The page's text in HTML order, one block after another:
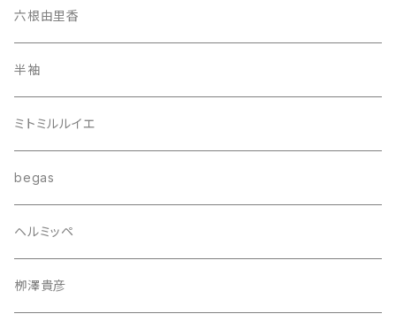
六根由里香
半袖
ミトミルルイエ
begas
ヘルミッペ
栁澤貴彦